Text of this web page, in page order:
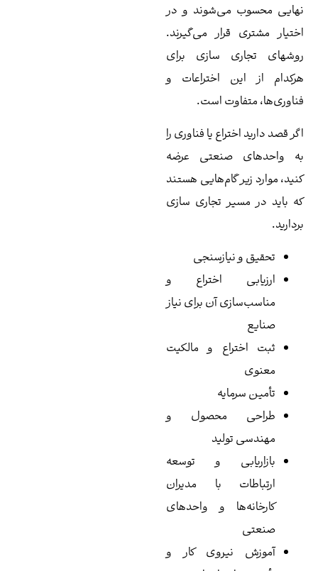
محسوب می‌شوند و در
مشتری قرار می‌گیرند.
تجاری سازی برای
از این اختراعات و
متفاوت است.
قصد دارید اختراع یا فناوری را
واحدهای صنعتی عرضه
موارد زیر گام‌هایی هستند
باید در مسیر تجاری سازی
تحقیق و نیازسنجی
ارزیابی اختراع و
مناسب‌سازی آن برای نیاز
صنایع
ثبت اختراع و مالکیت
معنوی
تأمین سرمایه
طراحی محصول و
مهندسی تولید
بازاریابی و توسعه
ارتباطات با مدیران
کارخانه‌ها و واحدهای
صنعتی
آموزش نیروی کار و